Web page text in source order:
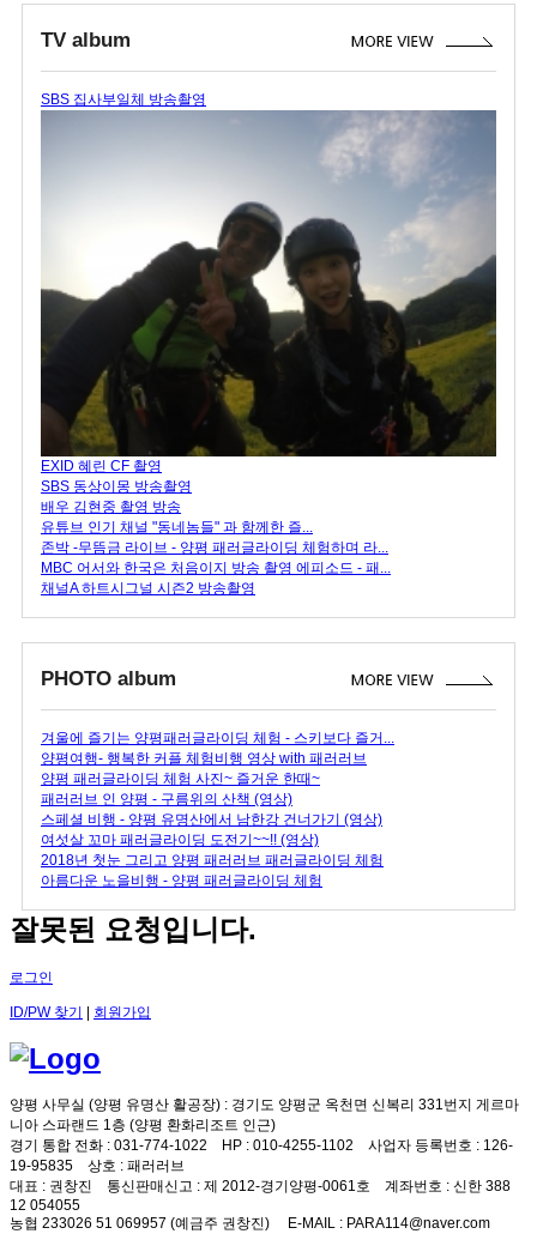
TV album
SBS 집사부일체 방송촬영
EXID 혜린 CF 촬영
SBS 동상이몽 방송촬영
배우 김현중 촬영 방송
유튜브 인기 채널 "동네놈들" 과 함께한 즐...
존박 -무뜸금 라이브 - 양평 패러글라이딩 체험하며 라...
MBC 어서와 한국은 처음이지 방송 촬영 에피소드 - 패...
채널A 하트시그널 시즌2 방송촬영
PHOTO album
겨울에 즐기는 양평패러글라이딩 체험 - 스키보다 즐거...
양평여행- 행복한 커플 체험비행 영상 with 패러러브
양평 패러글라이딩 체험 사진~ 즐거운 한때~
패러러브 인 양평 - 구름위의 산책 (영상)
스페셜 비행 - 양평 유명산에서 남한강 건너가기 (영상)
여섯살 꼬마 패러글라이딩 도전기~~!! (영상)
2018년 첫눈 그리고 양평 패러러브 패러글라이딩 체험
아름다운 노을비행 - 양평 패러글라이딩 체험
잘못된 요청입니다.
로그인
ID/PW 찾기 | 회원가입
양평 사무실 (양평 유명산 활공장) : 경기도 양평군 옥천면 신복리 331번지 게르마
니아 스파랜드 1층 (양평 환화리조트 인근)
경기 통합 전화 : 031-774-1022 HP : 010-4255-1102 사업자 등록번호 : 126-
19-95835 상호 : 패러러브
대표 : 권창진 통신판매신고 : 제 2012-경기양평-0061호 계좌번호 : 신한 388
12 054055
농협 233026 51 069957 (예금주 권창진)
E-MAIL : PARA114@naver.com